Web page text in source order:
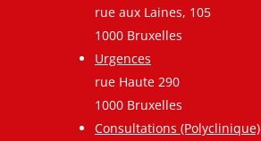
rue aux Laines, 105
1000 Bruxelles
Urgences
rue Haute 290
1000 Bruxelles
Consultations (Polyclinique)